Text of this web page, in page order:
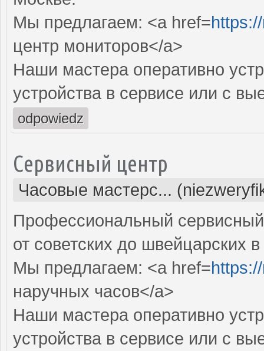
Мы предлагаем: <a href=
центр мониторов</a>
Наши мастера оперативно
устройства в сервисе или с
odpowiedz
Сервисный центр
Часовые мастерс...
Профессиональный
от советских до швейцарских
Мы предлагаем: <a href=
наручных часов</a>
Наши мастера оперативно
устройства в сервисе или с